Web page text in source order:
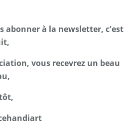
abonner à la newsletter, c'est
vous recevrez un beau